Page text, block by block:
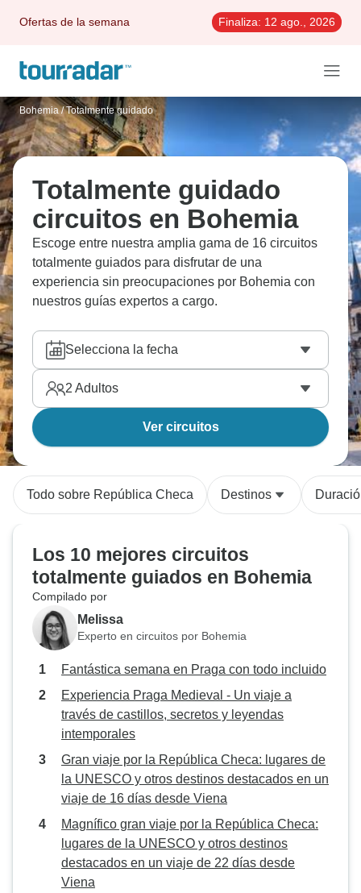
Ofertas de la semana Finaliza: 12 ago., 2026
Bohemia / Totalmente guidado
Totalmente guidado
circuitos en Bohemia
Escoge entre nuestra amplia gama de 16 circuitos
totalmente guiados para disfrutar de una
experiencia sin preocupaciones por Bohemia con
nuestros guías expertos a cargo.
Selecciona la fecha
2 Adultos
Ver circuitos
Todo sobre República Checa Destinos
Los 10 mejores circuitos
totalmente guiados en Bohemia
Compilado por
Melissa
Experto en circuitos por Bohemia
Fantástica semana en Praga con todo incluido
Experiencia Praga Medieval - Un viaje a
través de castillos, secretos y leyendas
intemporales
Gran viaje por la República Checa: lugares de
la UNESCO y otros destinos destacados en un
viaje de 16 días desde Viena
Magnífico gran viaje por la República Checa:
lugares de la UNESCO y otros destinos
destacados en un viaje de 22 días desde
Viena